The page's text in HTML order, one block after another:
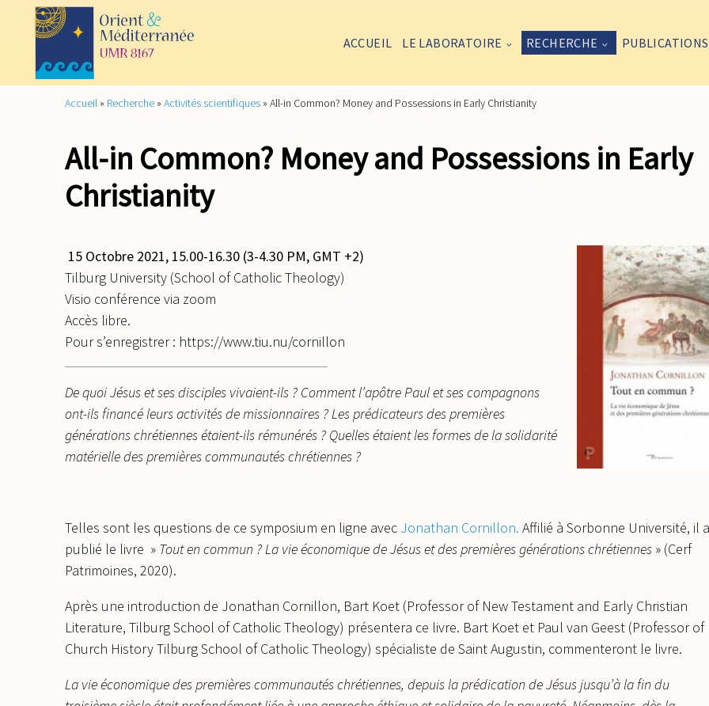
ACCUEIL LE LABORATOIRE RECHERCHE PUBLICATIONS
Accueil » Recherche » Activités scientifiques » All-in Common? Money and Possessions in Early Christianity
All-in Common? Money and Possessions in Early
Christianity
15 Octobre 2021, 15.00-16.30 (3-4.30 PM, GMT +2)
Tilburg University (School of Catholic Theology)
Visio conférence via zoom
Accès libre.
Pour s’enregistrer : https://www.tiu.nu/cornillon
De quoi Jésus et ses disciples vivaient-ils ? Comment l’apôtre Paul et ses compagnons
ont-ils financé leurs activités de missionnaires ? Les prédicateurs des premières
générations chrétiennes étaient-ils rémunérés ? Quelles étaient les formes de la solidarité
matérielle des premières communautés chrétiennes ?
Telles sont les questions de ce symposium en ligne avec Jonathan Cornillon. Affilié à Sorbonne Université, il a
publié le livre » Tout en commun ? La vie économique de Jésus et des premières générations chrétiennes » (Cerf
Patrimoines, 2020).
Après une introduction de Jonathan Cornillon, Bart Koet (Professor of New Testament and Early Christian
Literature, Tilburg School of Catholic Theology) présentera ce livre. Bart Koet et Paul van Geest (Professor of
Church History Tilburg School of Catholic Theology) spécialiste de Saint Augustin, commenteront le livre.
La vie économique des premières communautés chrétiennes, depuis la prédication de Jésus jusqu’à la fin du